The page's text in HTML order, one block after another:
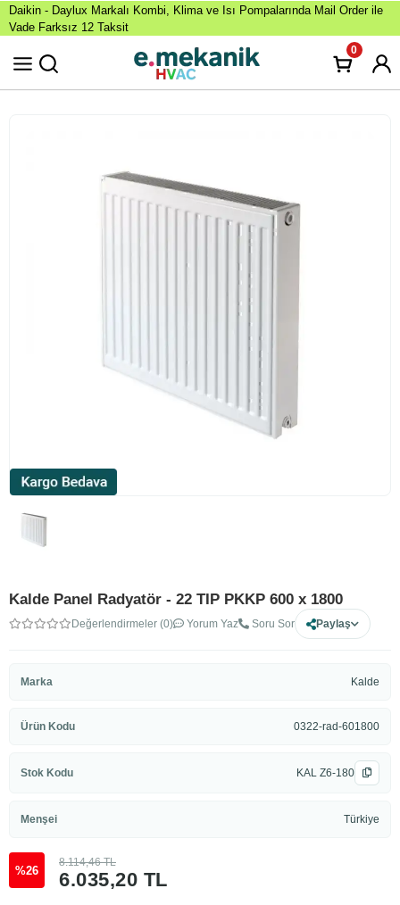
Daikin - Daylux Markalı Kombi, Klima ve Isı Pompalarında Mail Order ile
Vade Farksız 12 Taksit
0
Kalde Panel Radyatör - 22 TIP PKKP 600 x 1800
Değerlendirmeler (0) Yorum Yaz Soru Sor Paylaş
Marka Kalde
Ürün Kodu 0322-rad-601800
Stok Kodu KAL Z6-180
Menşei Türkiye
%26 6.035,20 TL
8.114,46 TL